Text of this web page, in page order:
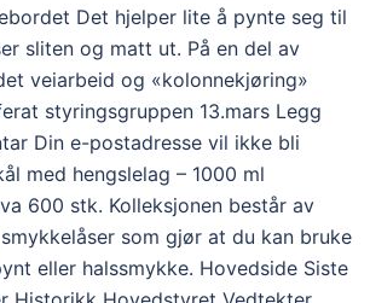
Det hjelper lite å pynte seg til
sliten og matt ut. På en del av
veiarbeid og «kolonnekjøring»
styringsgruppen 13.mars Legg
Din e-postadresse vil ikke bli
med hengslelag – 1000 ml
600 stk. Kolleksjonen består av
som gjør at du kan bruke
eller halssmykke. Hovedside Siste